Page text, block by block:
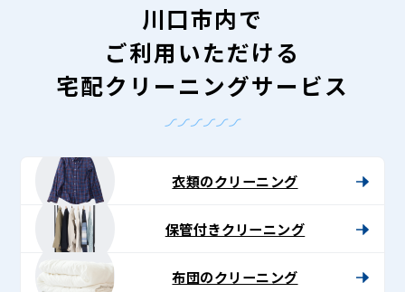
川口市内で
ご利用いただける
宅配クリーニングサービス
衣類のクリーニング
保管付きクリーニング
布団のクリーニング